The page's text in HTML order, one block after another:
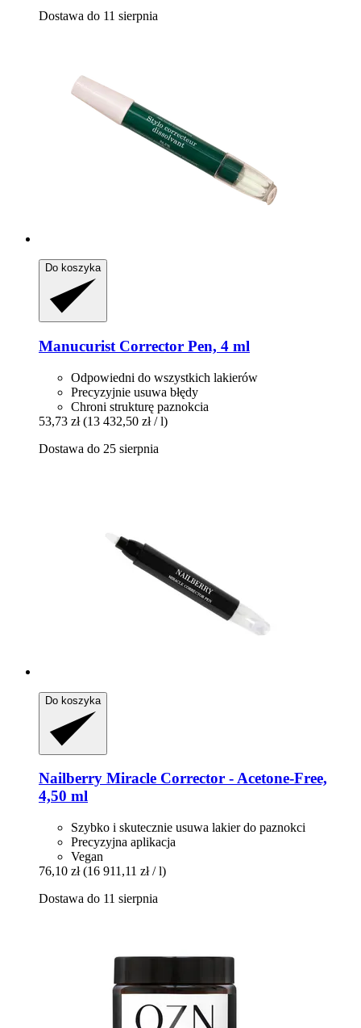
Dostawa do 11 sierpnia
Do koszyka
Manucurist Corrector Pen, 4 ml
Odpowiedni do wszystkich lakierów
Precyzyjnie usuwa błędy
Chroni strukturę paznokcia
53,73 zł (13 432,50 zł / l)
Dostawa do 25 sierpnia
Do koszyka
Nailberry Miracle Corrector -​ Acetone-​Free,
4,50 ml
Szybko i skutecznie usuwa lakier do paznokci
Precyzyjna aplikacja
Vegan
76,10 zł (16 911,11 zł / l)
Dostawa do 11 sierpnia